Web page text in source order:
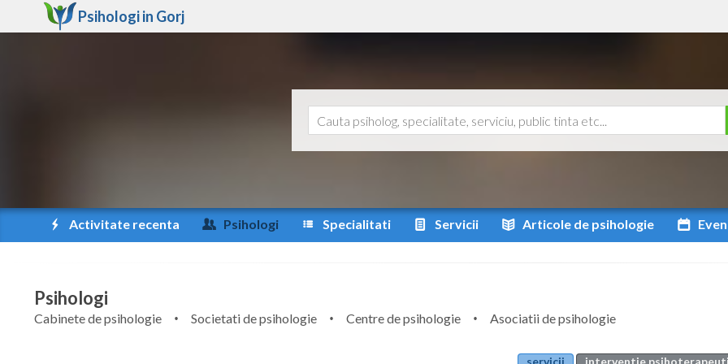
Psihologi in Gorj
Activitate recenta Psihologi Specialitati Servicii Articole de psihologie
Psihologi
Cabinete de psihologie Societati de psihologie Centre de psihologie
Asociatii de psihologie
servicii
interventie